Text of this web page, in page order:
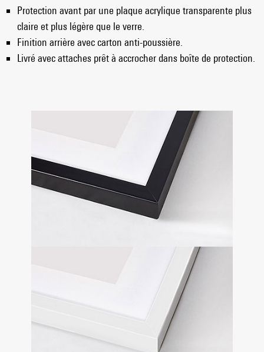
Protection avant par une plaque acrylique transparente plus
claire et plus légère que le verre.
Finition arrière avec carton anti-poussière.
Livré avec attaches prêt à accrocher dans boîte de protection.